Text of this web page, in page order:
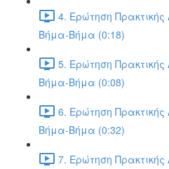
4. Ερώτηση
Βήμα-Βήμα (0:18)
5. Ερώτηση
Βήμα-Βήμα (0:08)
6. Ερώτηση
Βήμα-Βήμα (0:32)
7. Ερώτηση